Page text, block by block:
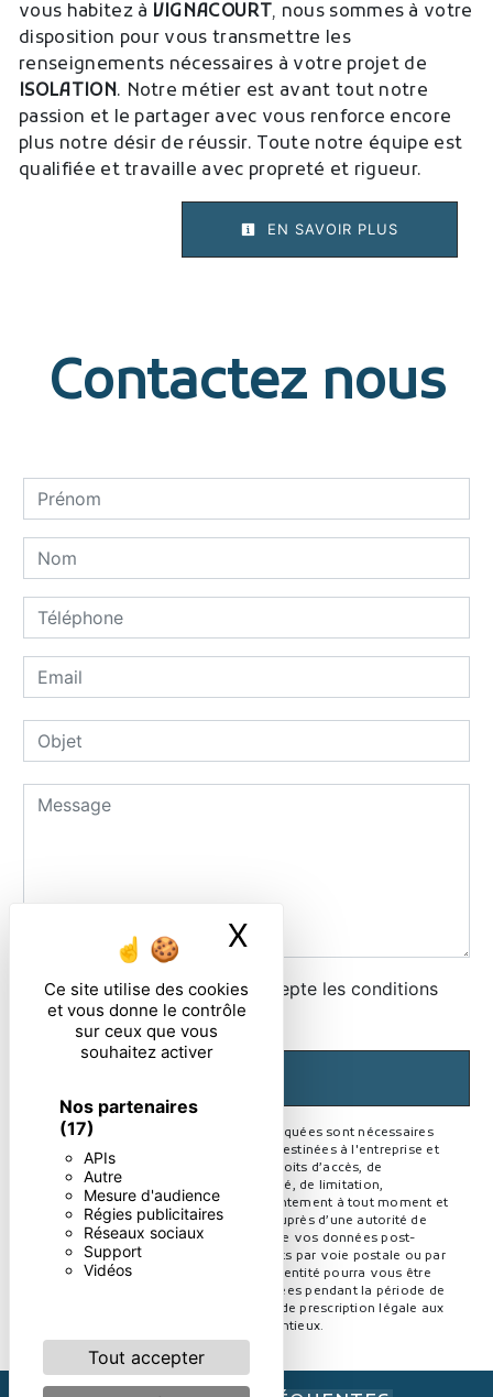
Ce site utilise des cookies
et vous donne le contrôle
sur ceux que vous
souhaitez activer
Nos partenaires
(17)
APIs
Autre
Mesure d'audience
Régies publicitaires
Réseaux sociaux
Support
Vidéos
Tout accepter
X
vous habitez à VIGNACOURT, nous sommes à votre
disposition pour vous transmettre les
renseignements nécessaires à votre projet de
ISOLATION. Notre métier est avant tout notre
passion et le partager avec vous renforce encore
plus notre désir de réussir. Toute notre équipe est
qualifiée et travaille avec propreté et rigueur.
EN SAVOIR PLUS
Contactez nous
En cochant cette case, j'accepte les conditions
particulières ci-dessous **
** Les données personnelles communiquées sont nécessaires
aux fins de vous contacter. Elles sont destinées à l'entreprise et
ses sous-traitants. Vous disposez de droits d’accès, de
rectification, d’effacement, de portabilité, de limitation,
d’opposition, de retrait de votre consentement à tout moment et
du droit d’introduire une réclamation auprès d’une autorité de
contrôle, ainsi que d’organiser le sort de vos données post-
mortem. Vous pouvez exercer ces droits par voie postale ou par
courrier électronique. Un justificatif d'identité pourra vous être
demandé. Nous conservons vos données pendant la période de
prise de contact puis pendant la durée de prescription légale aux
fins probatoire et de gestion des contentieux.